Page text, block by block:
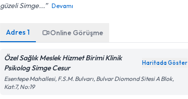
güzeli Simge...
Devamı
Adres1 Online Görüşme
Özel Sağlık Meslek Hizmet Birimi Klinik
Psikolog Simge Cesur
Haritada Göster
Esentepe Mahallesi, F.S.M. Bulvarı, Bulvar Diomond Sitesi A Blok,
Kat:7, No:19